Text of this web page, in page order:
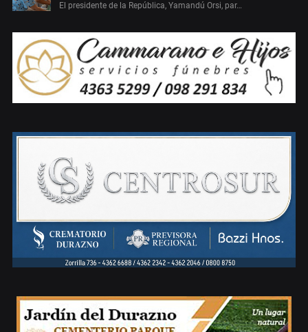
El presidente de la República, Yamandú Orsi, par…